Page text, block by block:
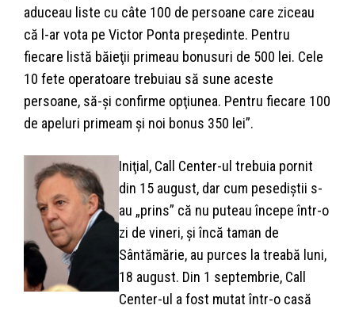
aduceau liste cu câte 100 de persoane care ziceau
că l-ar vota pe Victor Ponta preşedinte. Pentru
fiecare listă băieţii primeau bonusuri de 500 lei. Cele
10 fete operatoare trebuiau să sune aceste
persoane, să-şi confirme opţiunea. Pentru fiecare 100
de apeluri primeam şi noi bonus 350 lei”.
Iniţial, Call Center-ul trebuia pornit
din 15 august, dar cum pesediştii s-
au „prins” că nu puteau începe într-o
zi de vineri, şi încă taman de
Sântămărie, au purces la treabă luni,
18 august. Din 1 septembrie, Call
Center-ul a fost mutat într-o casă